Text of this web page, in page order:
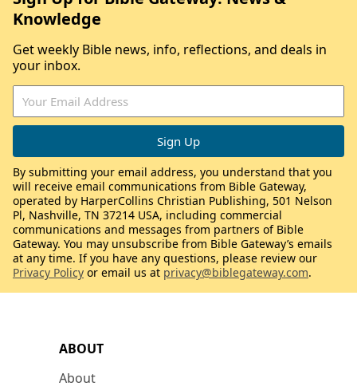
ABOUT
About
Knowledge
Get weekly Bible news, info, reflections, and deals in
your inbox.
By submitting your email address, you understand that you
will receive email communications from Bible Gateway,
operated by HarperCollins Christian Publishing, 501 Nelson
Pl, Nashville, TN 37214 USA, including commercial
communications and messages from partners of Bible
Gateway. You may unsubscribe from Bible Gateway’s emails
at any time. If you have any questions, please review our
Privacy Policy or email us at privacy@biblegateway.com.